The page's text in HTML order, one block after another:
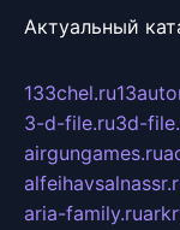
Актуальный
133chel.ru
3-d-file.ru3d-
airgungames.ru
aria-family.ru